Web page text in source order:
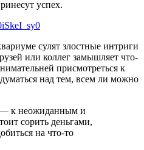
успех.
сулят злостные интриги
или коллег замышляет что-
присмотреться к
над тем, всем ли можно
— к неожиданным и
сорить деньгами,
на что-то